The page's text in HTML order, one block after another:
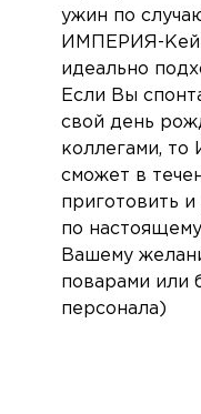
ужин по
ИМПЕРИЯ-
идеально
Если Вы
свой день
коллегами, то
сможет в
приготовить
по
Вашему
поварами или
персонала)